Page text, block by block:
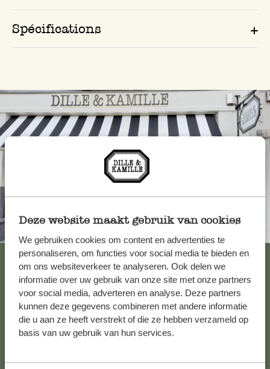
Deze website maakt gebruik van cookies
We gebruiken cookies om content en advertenties te
personaliseren, om functies voor social media te bieden en
om ons websiteverkeer te analyseren. Ook delen we
informatie over uw gebruik van onze site met onze partners
voor social media, adverteren en analyse. Deze partners
kunnen deze gegevens combineren met andere informatie
die u aan ze heeft verstrekt of die ze hebben verzameld op
basis van uw gebruik van hun services.
Spécifications
Toujours à proximité
Voir les 62 magasins
Service clientèle
Pour toute question ou demande de conseil ou d’aide,